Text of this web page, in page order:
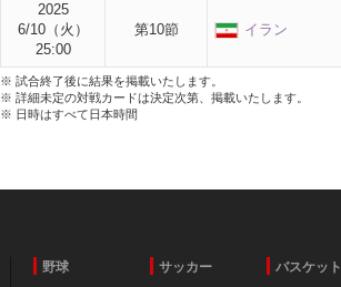
2025
6/10（火）
25:00
第10節 イラン
※ 試合終了後に結果を掲載いたします。
※ 詳細未定の対戦カードは決定次第、掲載いたします。
※ 日時はすべて日本時間
野球 サッカー バスケット